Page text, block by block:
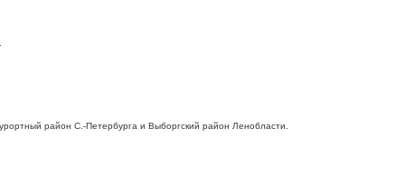
район С.-Петербурга и Выборгский район Ленобласти.